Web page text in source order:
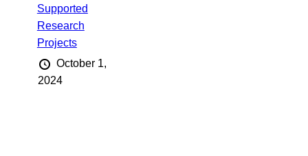
Supported
Research
Projects
October 1,
2024